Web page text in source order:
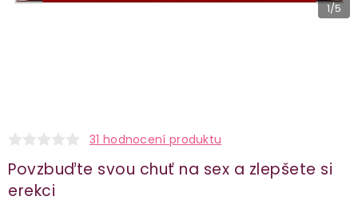
1/5
31 hodnocení produktu
Povzbuďte svou chuť na sex a zlepšete si
erekci